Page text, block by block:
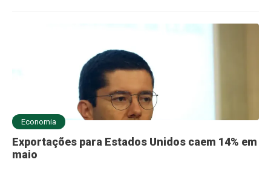
Economia
Exportações para Estados Unidos caem 14% em
maio